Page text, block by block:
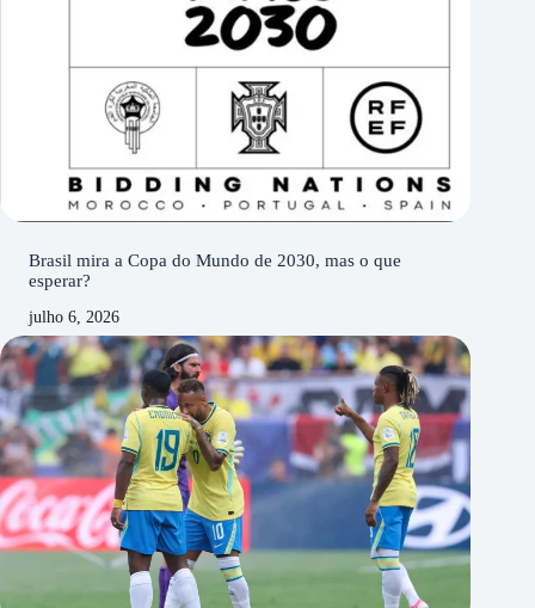
Brasil mira a Copa do Mundo de 2030, mas o que
esperar?
julho 6, 2026